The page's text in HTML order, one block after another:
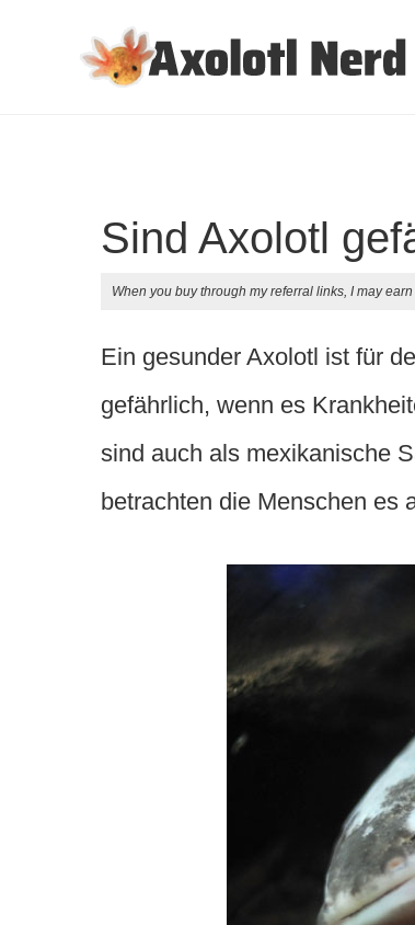
Sind Axolotl
When you buy through my referral links, I may
Ein gesunder Axolotl ist für
gefährlich, wenn es
sind auch als mexikanische
betrachten die Menschen es